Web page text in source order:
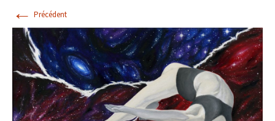
← Précédent